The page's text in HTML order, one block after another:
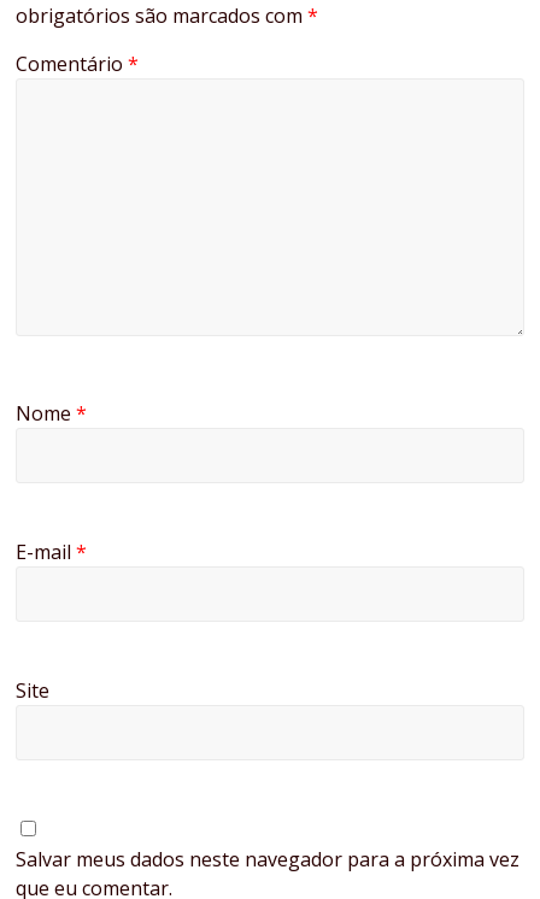
obrigatórios são marcados com*
Comentário*
Nome*
E-mail*
Site
Salvar meus dados neste navegador para a próxima vez
que eu comentar.